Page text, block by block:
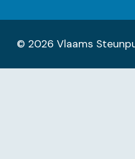
© 2026 Vlaams